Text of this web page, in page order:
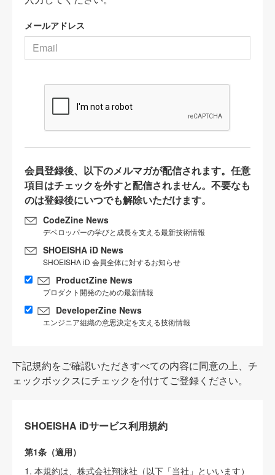
メールアドレス
会員登録後、以下のメルマガが配信されます。任意
項目はチェックを外すと配信されません。不要なも
のは登録後にいつでも解除いただけます。
CodeZine News
デベロッパーの学びと成長を支える最新技術情報
SHOEISHA iD News
SHOEISHA iD 会員全体に対するお知らせ
ProductZine News
プロダクト開発のための最新情報
DeveloperZine News
エンジニア組織の意思決定を支える技術情報
下記規約をご確認いただきすべての内容に同意の上、チ
ェックボックスにチェックを付けてご登録ください。
SHOEISHA iDサービス利用規約
第1条（適用）
1. 本規約は、株式会社翔泳社（以下「当社」といいます）